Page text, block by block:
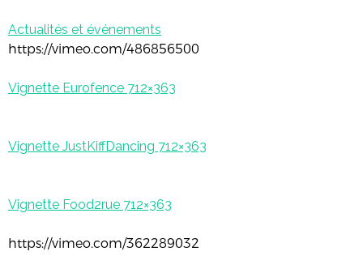
Actualités et événements
https://vimeo.com/486856500
Vignette Eurofence 712×363
Vignette JustKiffDancing 712×363
Vignette Food2rue 712×363
https://vimeo.com/362289032